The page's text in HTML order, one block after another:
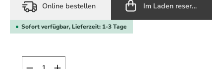
Online bestellen Im Laden reservieren
Sofort verfügbar, Lieferzeit: 1-3 Tage
Produkt Anzahl: Gib den gewünschten Wert